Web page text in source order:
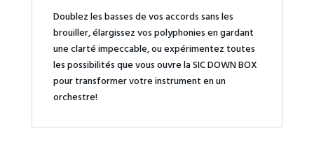
Doublez les basses de vos accords sans les
brouiller, élargissez vos polyphonies en gardant
une clarté impeccable, ou expérimentez toutes
les possibilités que vous ouvre la SIC DOWN BOX
pour transformer votre instrument en un
orchestre!